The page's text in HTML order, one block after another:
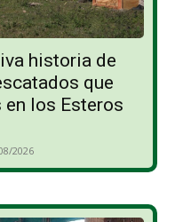
historia de
que
los Esteros
2026